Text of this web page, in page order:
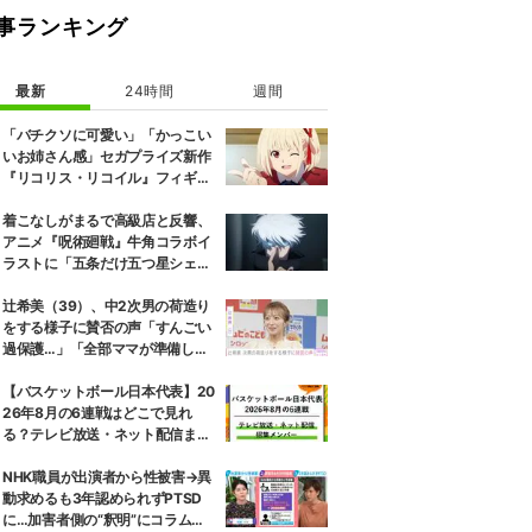
ランキング
最新 24時間 週間
「バチクソに可愛い」「かっこい
いお姉さん感」セガプライズ新作
『リコリス・リコイル』フィギュ
着こなしがまるで高級店と反響、
アニメ『呪術廻戦』牛角コラボイ
ラストに「五条だけ五つ星シェ
辻希美（39）、中2次男の荷造り
をする様子に賛否の声「すんごい
過保護…」「全部ママが準備して
【バスケットボール日本代表】20
26年8月の6連戦はどこで見れ
る？テレビ放送・ネット配信まと
NHK職員が出演者から性被害→異
動求めるも3年認められずPTSD
に…加害者側の“釈明”にコラムニ